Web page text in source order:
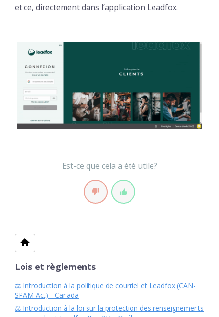
et ce, directement dans l’application Leadfox.
Est-ce que cela a été utile?
Lois et règlements
⚖️ Introduction à la politique de courriel et Leadfox (CAN-
SPAM Act) - Canada
⚖️ Introduction à la loi sur la protection des renseignements